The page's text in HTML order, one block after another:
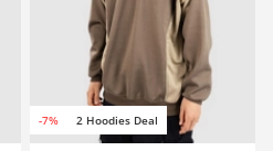
-7% 2 Hoodies Deal